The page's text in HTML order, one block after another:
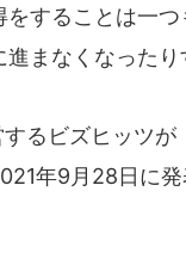
することは一
まなくなったり
るビズヒッツが
年9月28日に